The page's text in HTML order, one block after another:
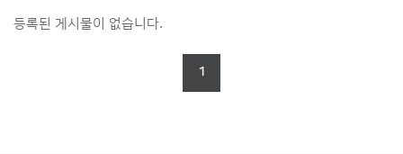
등록된 게시물이 없습니다.
1